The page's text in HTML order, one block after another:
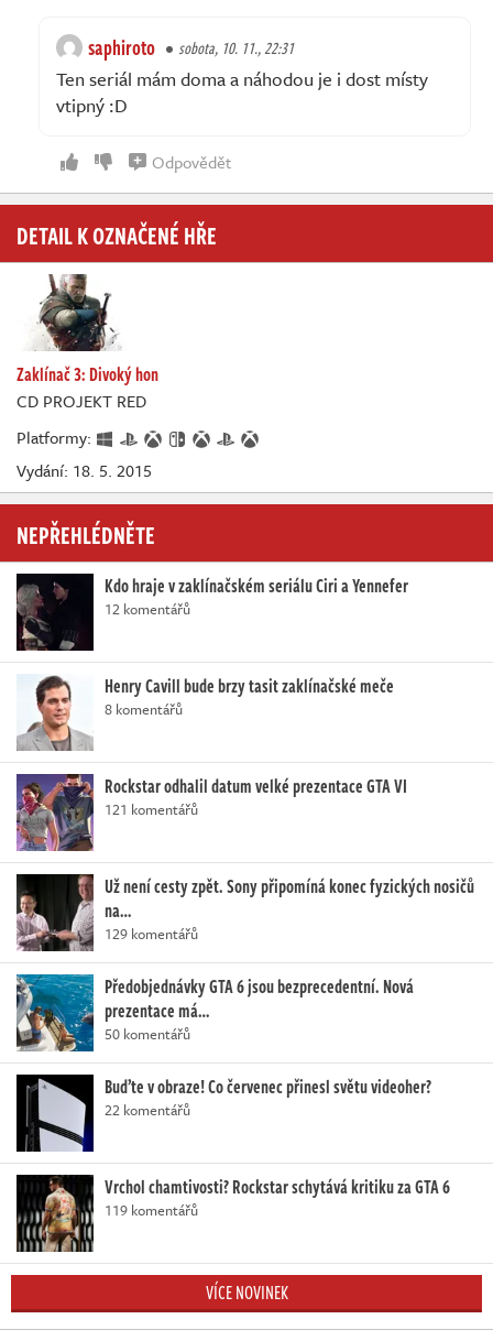
saphiroto sobota, 10. 11., 22:31
Ten seriál mám doma a náhodou je i dost místy
vtipný :D
Odpovědět
DETAIL K OZNAČENÉ HŘE
Zaklínač 3: Divoký hon
CD PROJEKT RED
Platformy:
Vydání: 18. 5. 2015
NEPŘEHLÉDNĚTE
Kdo hraje v zaklínačském seriálu Ciri a Yennefer
12 komentářů
Henry Cavill bude brzy tasit zaklínačské meče
8 komentářů
Rockstar odhalil datum velké prezentace GTA VI
121 komentářů
Už není cesty zpět. Sony připomíná konec fyzických nosičů
na…
129 komentářů
Předobjednávky GTA 6 jsou bezprecedentní. Nová
prezentace má…
50 komentářů
Buďte v obraze! Co červenec přinesl světu videoher?
22 komentářů
Vrchol chamtivosti? Rockstar schytává kritiku za GTA 6
119 komentářů
VÍCE NOVINEK